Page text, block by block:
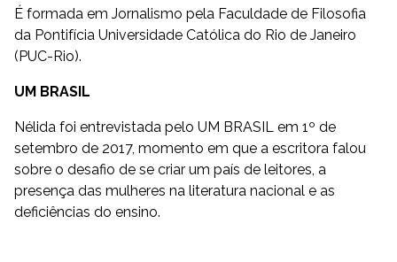
É formada em Jornalismo pela Faculdade de Filosofia
da Pontifícia Universidade Católica do Rio de Janeiro
(PUC-Rio).
UM BRASIL
Nélida foi entrevistada pelo UM BRASIL em 1º de
setembro de 2017, momento em que a escritora falou
sobre o desafio de se criar um país de leitores, a
presença das mulheres na literatura nacional e as
deficiências do ensino.